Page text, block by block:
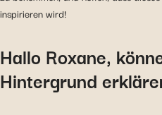
inspirieren wird!
Hallo Roxane,
Hintergrund